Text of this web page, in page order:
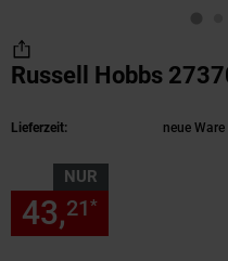
Russell Hobbs
Lieferzeit: neue
NUR
43,21*